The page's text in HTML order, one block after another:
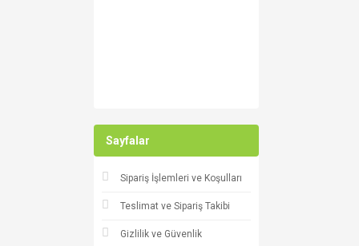
Sayfalar
Sipariş İşlemleri ve Koşulları
Teslimat ve Sipariş Takibi
Gizlilik ve Güvenlik